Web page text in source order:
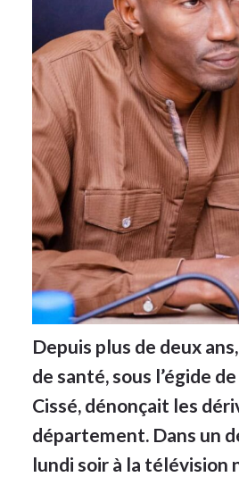
Depuis plus de deux
de santé, sous l’égide
Cissé, dénonçait les
département. Dans un
lundi soir à la télévision